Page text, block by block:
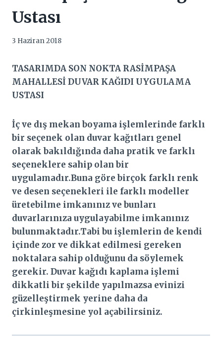
Ustası
3 Haziran 2018
TASARIMDA SON NOKTA RASİMPAŞA
MAHALLESİ DUVAR KAĞIDI UYGULAMA
USTASI
İç ve dış mekan boyama işlemlerinde farklı
bir seçenek olan duvar kağıtları genel
olarak bakıldığında daha pratik ve farklı
seçeneklere sahip olan bir
uygulamadır.Buna göre birçok farklı renk
ve desen seçenekleri ile farklı modeller
üretebilme imkanınız ve bunları
duvarlarınıza uygulayabilme imkanınız
bulunmaktadır.Tabi bu işlemlerin de kendi
içinde zor ve dikkat edilmesi gereken
noktalara sahip olduğunu da söylemek
gerekir. Duvar kağıdı kaplama işlemi
dikkatli bir şekilde yapılmazsa evinizi
güzelleştirmek yerine daha da
çirkinleşmesine yol açabilirsiniz.